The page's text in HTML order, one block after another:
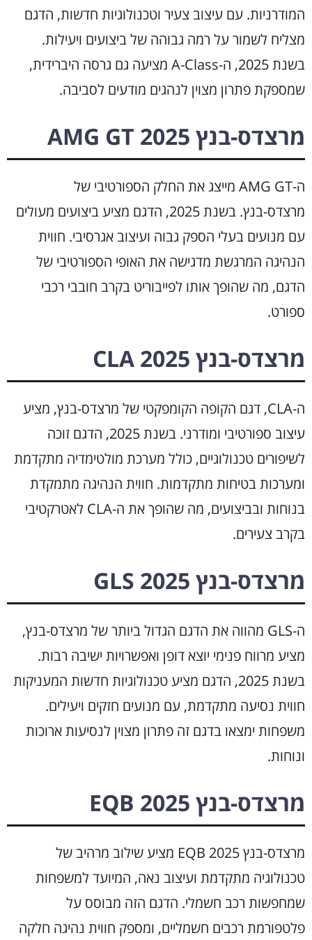
המודרניות. עם עיצוב צעיר וטכנולוגיות חדשות, הדגם
מצליח לשמור על רמה גבוהה של ביצועים ויעילות.
בשנת 2025, ה-A-Class מציעה גם גרסה היברידית,
שמספקת פתרון מצוין לנהגים מודעים לסביבה.
מרצדס-בנץ AMG GT 2025
ה-AMG GT מייצג את החלק הספורטיבי של
מרצדס-בנץ. בשנת 2025, הדגם מציע ביצועים מעולים
עם מנועים בעלי הספק גבוה ועיצוב אגרסיבי. חווית
הנהיגה המרגשת מדגישה את האופי הספורטיבי של
הדגם, מה שהופך אותו לפייבוריט בקרב חובבי רכבי
ספורט.
מרצדס-בנץ CLA 2025
ה-CLA, דגם הקופה הקומפקטי של מרצדס-בנץ, מציע
עיצוב ספורטיבי ומודרני. בשנת 2025, הדגם זוכה
לשיפורים טכנולוגיים, כולל מערכת מולטימדיה מתקדמת
ומערכות בטיחות מתקדמות. חווית הנהיגה מתמקדת
בנוחות ובביצועים, מה שהופך את ה-CLA לאטרקטיבי
בקרב צעירים.
מרצדס-בנץ GLS 2025
ה-GLS מהווה את הדגם הגדול ביותר של מרצדס-בנץ,
מציע מרווח פנימי יוצא דופן ואפשרויות ישיבה רבות.
בשנת 2025, הדגם מציע טכנולוגיות חדשות המעניקות
חווית נסיעה מתקדמת, עם מנועים חזקים ויעילים.
משפחות ימצאו בדגם זה פתרון מצוין לנסיעות ארוכות
ונוחות.
מרצדס-בנץ EQB 2025
מרצדס-בנץ EQB 2025 מציע שילוב מרהיב של
טכנולוגיה מתקדמת ועיצוב נאה, המיועד למשפחות
שמחפשות רכב חשמלי. הדגם הזה מבוסס על
פלטפורמת רכבים חשמליים, ומספק חווית נהיגה חלקה